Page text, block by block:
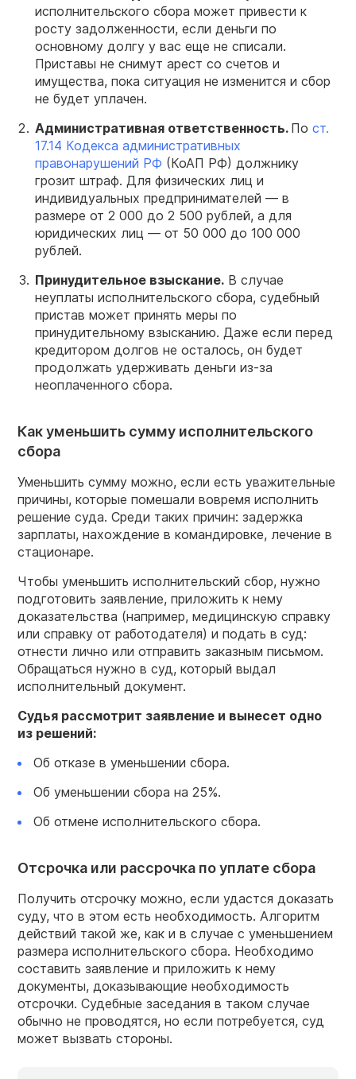
исполнительского сбора может привести к
росту задолженности, если деньги по
основному долгу у вас еще не списали.
Приставы не снимут арест со счетов и
имущества, пока ситуация не изменится и сбор
не будет уплачен.
Административная ответственность. По ст.
17.14 Кодекса административных
правонарушений РФ (КоАП РФ) должнику
грозит штраф. Для физических лиц и
индивидуальных предпринимателей — в
размере от 2 000 до 2 500 рублей, а для
юридических лиц — от 50 000 до 100 000
рублей.
Принудительное взыскание. В случае
неуплаты исполнительского сбора, судебный
пристав может принять меры по
принудительному взысканию. Даже если перед
кредитором долгов не осталось, он будет
продолжать удерживать деньги из-за
неоплаченного сбора.
Как уменьшить сумму исполнительского
сбора
Уменьшить сумму можно, если есть уважительные
причины, которые помешали вовремя исполнить
решение суда. Среди таких причин: задержка
зарплаты, нахождение в командировке, лечение в
стационаре.
Чтобы уменьшить исполнительский сбор, нужно
подготовить заявление, приложить к нему
доказательства (например, медицинскую справку
или справку от работодателя) и подать в суд:
отнести лично или отправить заказным письмом.
Обращаться нужно в суд, который выдал
исполнительный документ.
Судья рассмотрит заявление и вынесет одно
из решений:
Об отказе в уменьшении сбора.
Об уменьшении сбора на 25%.
Об отмене исполнительского сбора.
Отсрочка или рассрочка по уплате сбора
Получить отсрочку можно, если удастся доказать
суду, что в этом есть необходимость. Алгоритм
действий такой же, как и в случае с уменьшением
размера исполнительского сбора. Необходимо
составить заявление и приложить к нему
документы, доказывающие необходимость
отсрочки. Судебные заседания в таком случае
обычно не проводятся, но если потребуется, суд
может вызвать стороны.